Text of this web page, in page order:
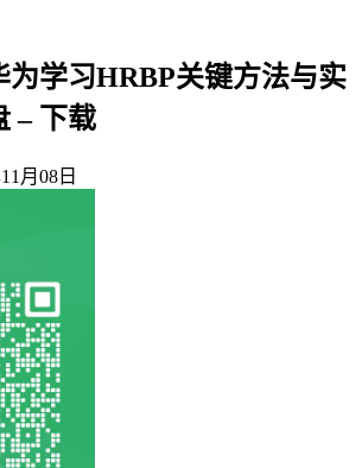
为学习HRBP关键方法与实
– 下载
月08日